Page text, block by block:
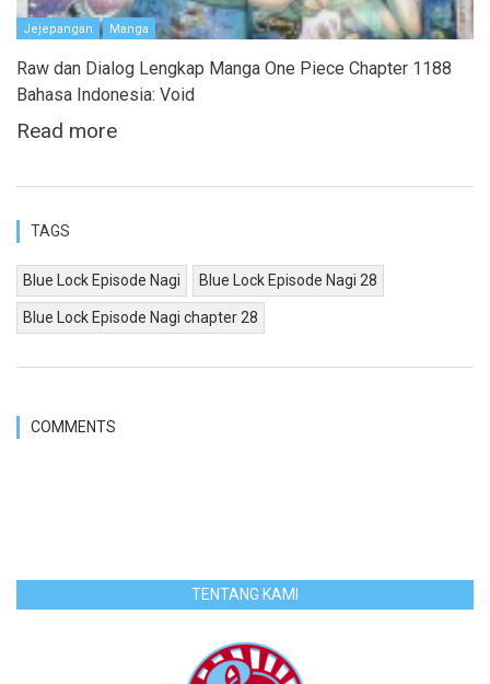
Jejepangan Manga
Raw dan Dialog Lengkap Manga One Piece Chapter 1188
Bahasa Indonesia: Void
Read more
TAGS
Blue Lock Episode Nagi Blue Lock Episode Nagi 28
Blue Lock Episode Nagi chapter 28
COMMENTS
TENTANG KAMI